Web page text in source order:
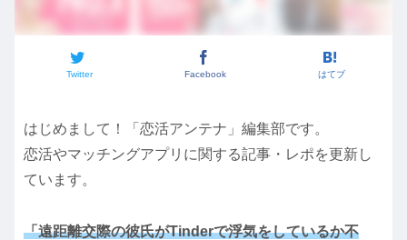
Twitter Facebook はてブ
はじめまして！「恋活アンテナ」編集部です。
恋活やマッチングアプリに関する記事・レポを更新し
ています。
「遠距離交際の彼氏がTinderで浮気をしているか不